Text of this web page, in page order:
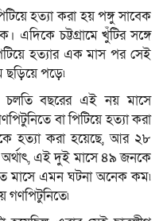
হত্যা করা হয় পঙ্গু সাবেক
এদিকে চট্টগ্রামে খুঁটির সঙ্গে
হত্যার এক মাস পর সেই
ছড়িয়ে পড়ে৷
চলতি বছরের এই নয় মাসে
বা পিটিয়ে হত্যা করা
হত্যা করা হয়েছে, আর ২৮
অর্থাৎ, এই দুই মাসে ৪৯ জনকে
মাসে এমন ঘটনা অনেক কম৷
গণপিটুনিতে৷